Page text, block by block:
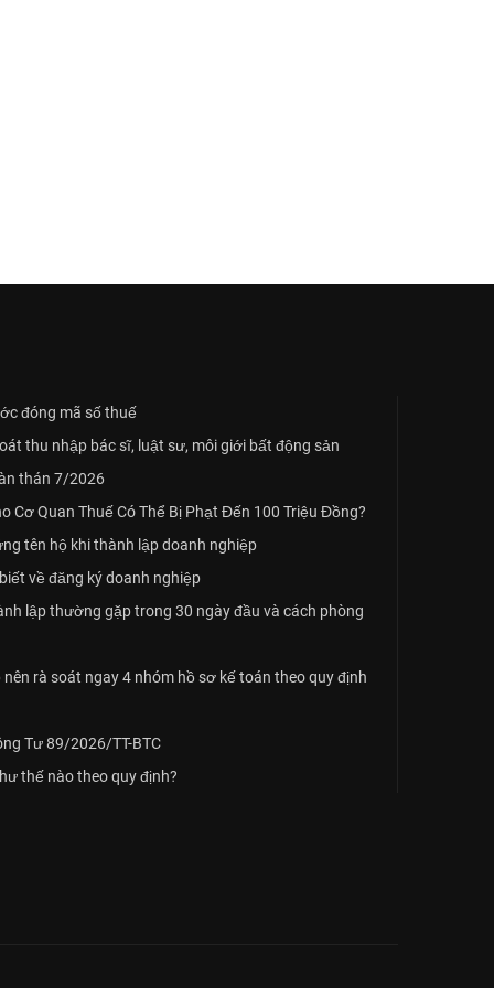
đóng mã số thuế
thu nhập bác sĩ, luật sư, môi giới bất động sản
thán 7/2026
Cơ Quan Thuế Có Thể Bị Phạt Đến 100 Triệu Đồng?
tên hộ khi thành lập doanh nghiệp
về đăng ký doanh nghiệp
lập thường gặp trong 30 ngày đầu và cách phòng
rà soát ngay 4 nhóm hồ sơ kế toán theo quy định
Tư 89/2026/TT-BTC
thế nào theo quy định?